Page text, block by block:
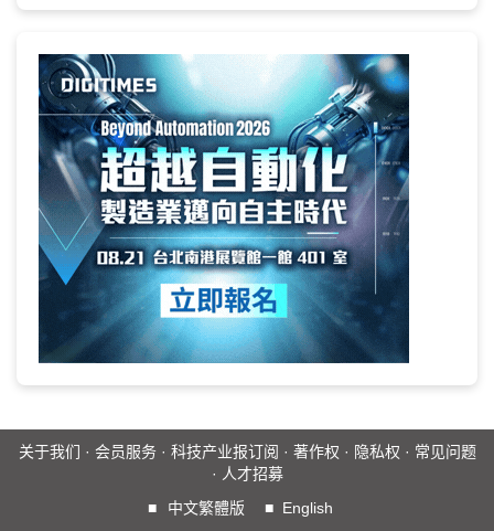
关于我们 · 会员服务· 科技产业报订阅 · 著作权 · 隐私权 · 常见问题
· 人才招募
■
中文繁體版 ■ English